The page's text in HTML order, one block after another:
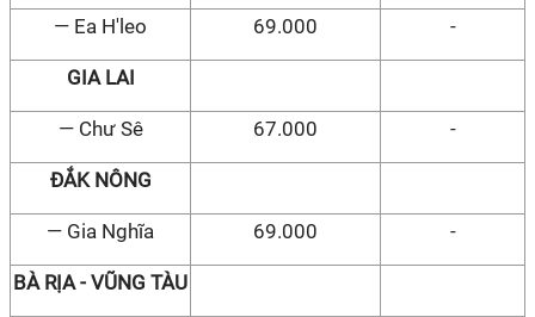
— Ea H'leo 69.000 -
GIA LAI
— Chư Sê 67.000 -
ĐẮK NÔNG
— Gia Nghĩa 69.000 -
BÀ RỊA - VŨNG TÀU